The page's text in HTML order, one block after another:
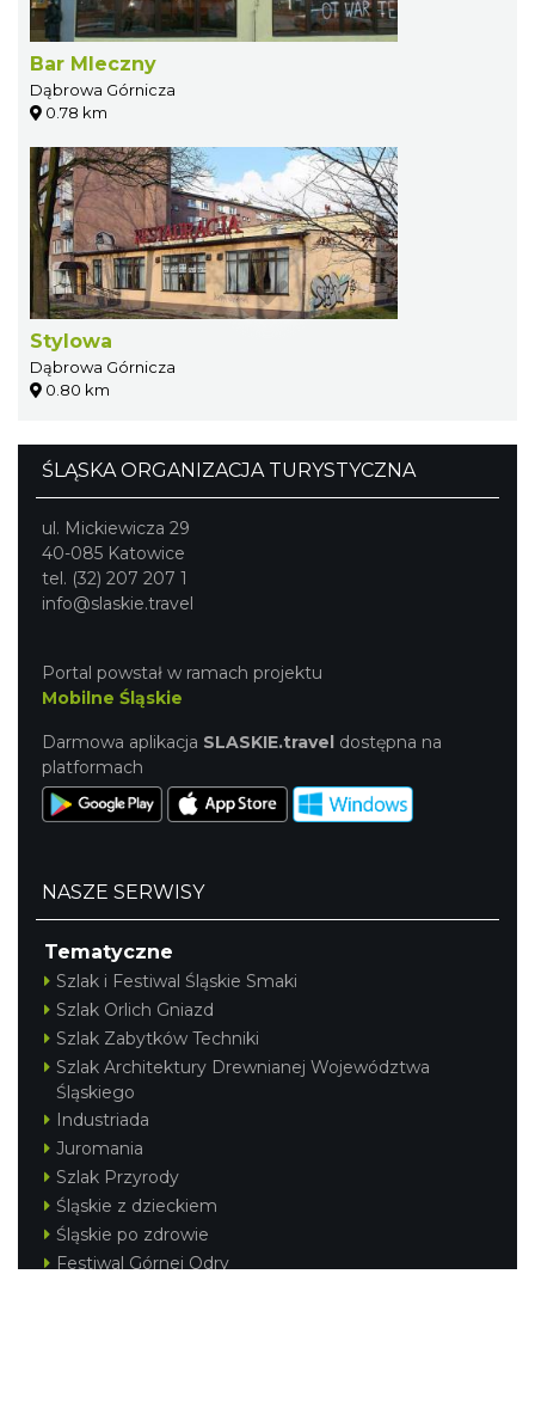
Bar Mleczny
Dąbrowa Górnicza
0.78 km
Stylowa
Dąbrowa Górnicza
0.80 km
ŚLĄSKA ORGANIZACJA TURYSTYCZNA
ul. Mickiewicza 29
40-085 Katowice
tel. (32) 207 207 1
info@slaskie.travel
Portal powstał w ramach projektu
Mobilne Śląskie
Darmowa aplikacja SLASKIE.travel dostępna na
platformach
NASZE SERWISY
Tematyczne
Szlak i Festiwal Śląskie Smaki
Szlak Orlich Gniazd
Szlak Zabytków Techniki
Szlak Architektury Drewnianej Województwa
Śląskiego
Industriada
Juromania
Szlak Przyrody
Śląskie z dzieckiem
Śląskie po zdrowie
Festiwal Górnej Odry